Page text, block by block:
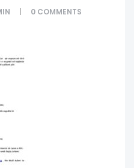
0 COMMENTS